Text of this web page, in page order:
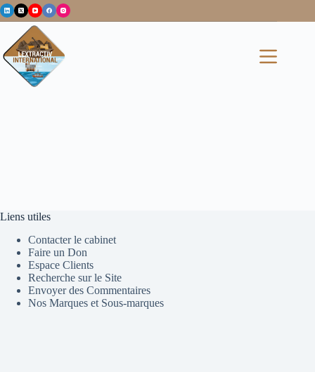
Passer
au
contenu
Liens utiles
Contacter le cabinet
Faire un Don
Espace Clients
Recherche sur le Site
Envoyer des Commentaires
Nos Marques et Sous-marques